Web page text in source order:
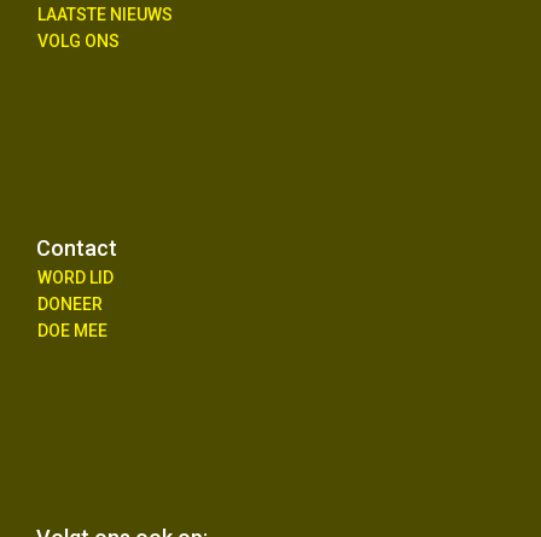
LAATSTE NIEUWS
VOLG ONS
Contact
WORD LID
DONEER
DOE MEE